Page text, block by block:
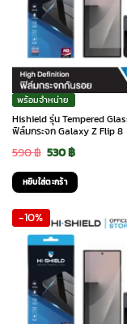
พร้อมจำหน่าย
Hishield รุ่น Tempered
ฟิล์มกระจก Galaxy Z Flip 8
590฿ Original
price
was:
590 ฿.
530฿Current
price
is:
530 ฿.
หยิบใส่ตะกร้า
-10%